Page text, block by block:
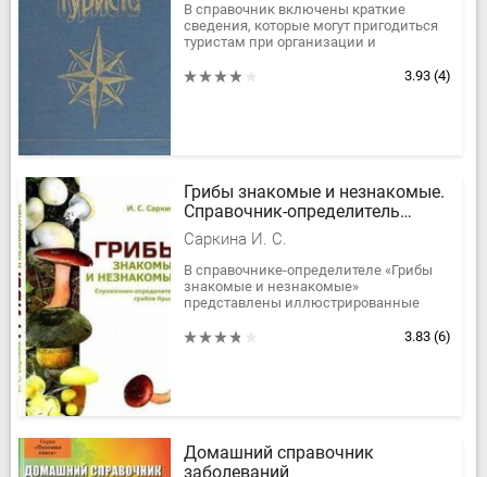
В справочник включены краткие
сведения, которые могут пригодиться
туристам при организации и
самодеятельных путешествий. В нем
3.93 (4)
Грибы знакомые и незнакомые.
Справочник-определитель
грибов Крыма
Саркина И. С.
В справочнике-определителе «Грибы
знакомые и незнакомые»
представлены иллюстрированные
сгруппированы на основе общности
3.83 (6)
Домашний справочник
заболеваний